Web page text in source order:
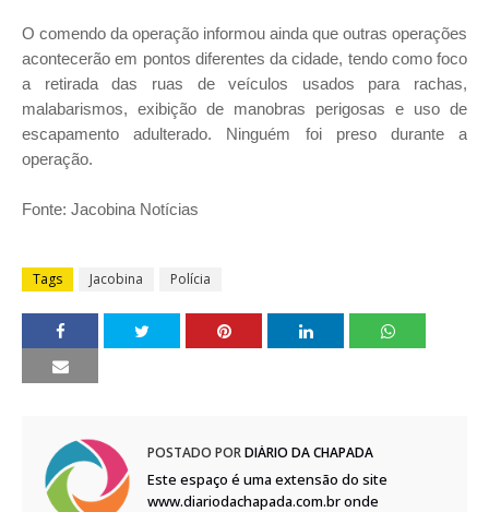
O comendo da operação informou ainda que outras operações
acontecerão em pontos diferentes da cidade, tendo como foco
a retirada das ruas de veículos usados para rachas,
malabarismos, exibição de manobras perigosas e uso de
escapamento adulterado. Ninguém foi preso durante a
operação.
Fonte: Jacobina Notícias
Tags Jacobina Polícia
POSTADO PORDIÁRIO DA CHAPADA
Este espaço é uma extensão do site
www.diariodachapada.com.br onde